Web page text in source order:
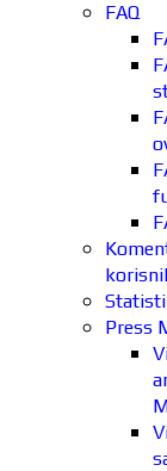
FAQ
Press